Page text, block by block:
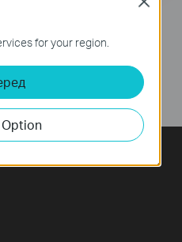
for your region.